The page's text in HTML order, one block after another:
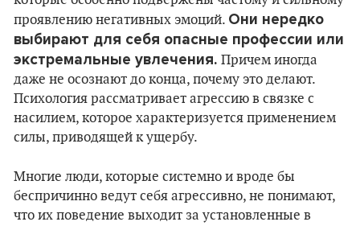
проявлению негативных эмоций. Они нередко
выбирают для себя опасные профессии или
экстремальные увлечения. Причем иногда
даже не осознают до конца, почему это делают.
Психология рассматривает агрессию в связке с
насилием, которое характеризуется применением
силы, приводящей к ущербу.
Многие люди, которые системно и вроде бы
беспричинно ведут себя агрессивно, не понимают,
что их поведение выходит за установленные в